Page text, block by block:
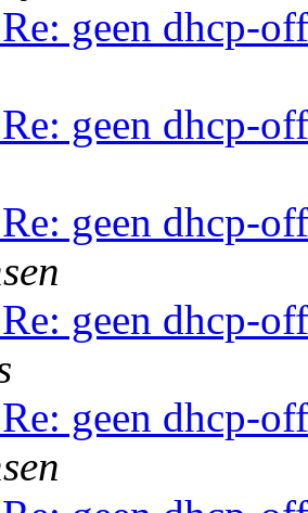
geen dhcp-
geen dhcp-
geen dhcp-
geen dhcp-
geen dhcp-